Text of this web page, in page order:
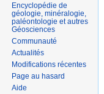
Encyclopédie de
géologie, minéralogie,
paléontologie et autres
Géosciences
Communauté
Actualités
Modifications récentes
Page au hasard
Aide